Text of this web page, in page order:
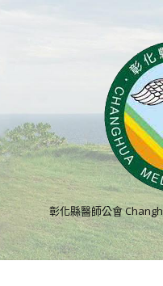
彰化縣醫師公會